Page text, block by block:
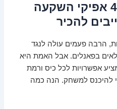
לא רק למיליונרים: 4 אפיקי השקעה
להכיר
הרבה פעמים עולה לנגד
בפאנלים. אבל האמת היא
אפשרויות לכל כיס ורמת
להיכנס למשחק. הנה כמה